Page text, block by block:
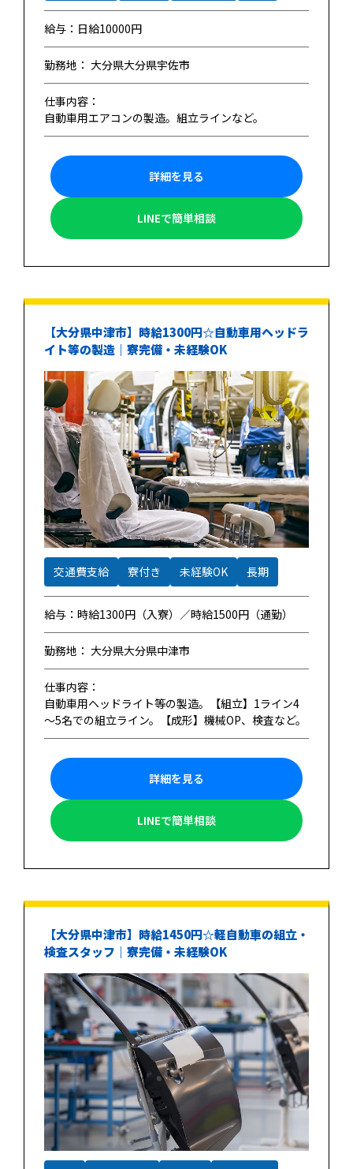
給与：日給10000円
勤務地： 大分県大分県宇佐市
仕事内容：
自動車用エアコンの製造。組立ラインなど。
詳細を見る
LINEで簡単相談
【大分県中津市】時給1300円☆自動車用ヘッドラ
イト等の製造｜寮完備・未経験OK
交通費支給 寮付き 未経験OK 長期
給与：時給1300円（入寮）／時給1500円（通勤）
勤務地： 大分県大分県中津市
仕事内容：
自動車用ヘッドライト等の製造。【組立】1ライン4
～5名での組立ライン。【成形】機械OP、検査など。
詳細を見る
LINEで簡単相談
【大分県中津市】時給1450円☆軽自動車の組立・
検査スタッフ｜寮完備・未経験OK